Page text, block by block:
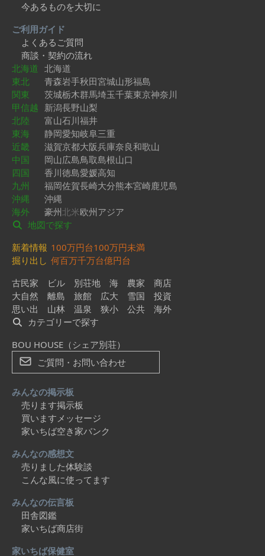
今あるものを大切に
ご利用ガイド
よくあるご質問
商談・契約の流れ
北海道 北海道
東北
青森岩手秋田宮城山形福島
関東
茨城栃木群馬埼玉千葉東京神奈川
甲信越 新潟長野山梨
北陸
富山石川福井
東海
静岡愛知岐阜三重
近畿
滋賀京都大阪兵庫奈良和歌山
中国
岡山広島鳥取島根山口
四国
香川徳島愛媛高知
九州
福岡佐賀長崎大分熊本宮崎鹿児島
沖縄
沖縄
海外
豪州北米欧州アジア
地図で探す
新着情報 100万円台100万円未満
掘り出し 何百万千万台億円台
古民家
ビル 別荘地 海 農家
商店
大自然
離島 旅館 広大 雪国
投資
思い出
山林 温泉 狭小 公共
海外
カテゴリーで探す
BOU HOUSE（シェア別荘）
ご質問・お問い合わせ
みんなの掲示板
売ります掲示板
買いますメッセージ
家いちば空き家バンク
みんなの感想文
売りました体験談
こんな風に使ってます
みんなの伝言板
田舎図鑑
家いちば商店街
家いちば保健室